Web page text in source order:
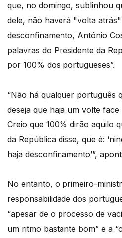
que, no domingo, sublinhou
dele, não haverá "volta
desconfinamento, António
palavras do Presidente da
por 100% dos portugueses”.
“Não há qualquer português
deseja que haja um volte
Creio que 100% dirão aquilo
da República disse, que é:
haja desconfinamento’”,
No entanto, o primeiro-
responsabilidade dos
“apesar de o processo de
um ritmo bastante bom” e a